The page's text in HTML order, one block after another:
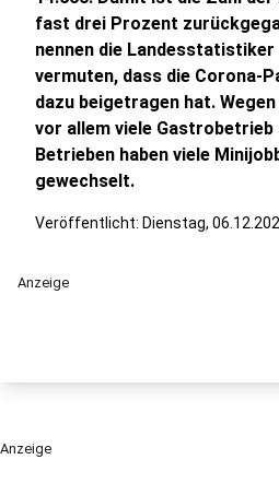
fast drei Prozent
nennen die
vermuten, dass die Corona-
dazu beigetragen hat.
vor allem viele Gastrobetrieb
Betrieben haben viele
gewechselt.
Veröffentlicht: Dienstag,
Anzeige
Anzeige